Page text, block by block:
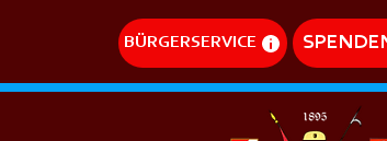
BÜRGERSERVICE